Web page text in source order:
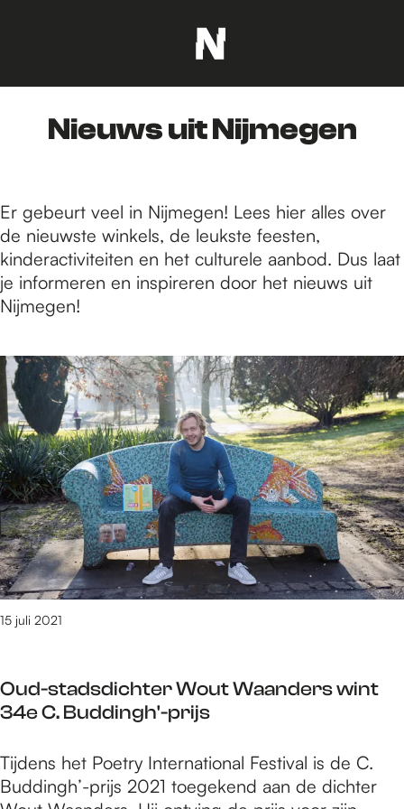
a
n
a
d
e
h
o
p
a
g
e
Nieuws uit Nijmegen
Er gebeurt veel in Nijmegen! Lees hier alles over
de nieuwste winkels, de leukste feesten,
kinderactiviteiten en het culturele aanbod. Dus laat
je informeren en inspireren door het nieuws uit
Nijmegen!
2
9
8
0
t
/
m
2
9
8
8
v
3
0
0
r
e
Oud-stadsdichter Wout Waanders wint
34e C. Buddingh'-prijs
15 juli 2021
O
u
Tijdens het Poetry International Festival is de C.
Buddingh’-prijs 2021 toegekend aan de dichter